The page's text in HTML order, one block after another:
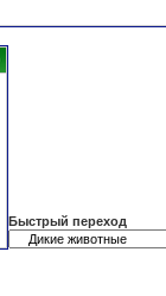
Быстрый переход